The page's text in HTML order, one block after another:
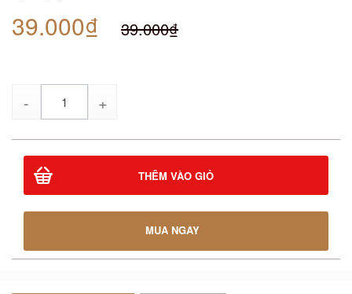
39.000₫ 39.000₫
lượng
THÊM VÀO GIỎ
MUA NGAY